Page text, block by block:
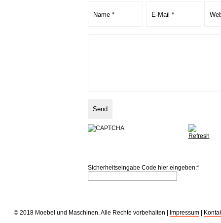
Sicherheitseingabe Code hier eingeben:*
© 2018 Moebel und Maschinen. Alle Rechte vorbehalten | Impressum|